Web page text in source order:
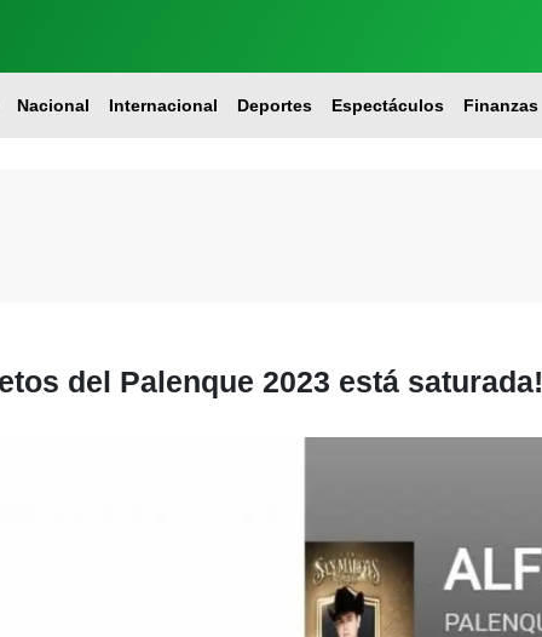
Nacional Internacional Deportes Espectáculos Finanzas
del Palenque 2023 está saturada!